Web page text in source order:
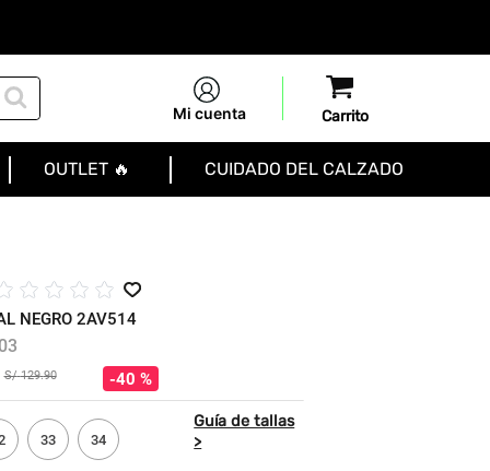
Mi cuenta
OUTLET 🔥 CUIDADO DEL CALZADO
☆ ☆ ☆ ☆
NEGRO 2AV514
S/ 129.90 40 %
33 34